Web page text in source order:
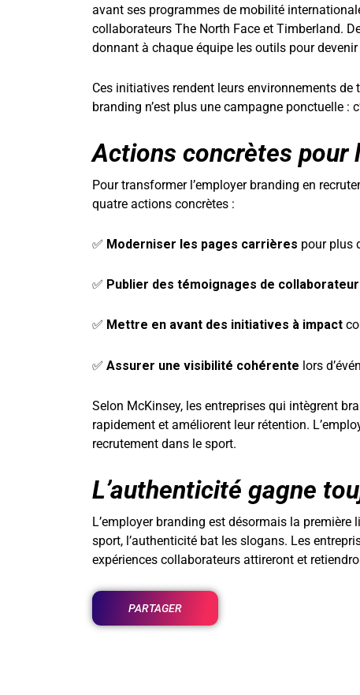
avant ses programmes de mobilité
collaborateurs The North Face et Timberland.
donnant à chaque équipe les outils pour
Ces initiatives rendent leurs environnements
branding n’est plus une campagne ponctuelle :
Actions concrètes pour
Pour transformer l’employer branding en
quatre actions concrètes :
✅ Moderniser les pages carrières pour plus
✅ Publier des témoignages de
✅ Mettre en avant des initiatives à impact
✅ Assurer une visibilité cohérente lors
Selon McKinsey, les entreprises qui intègrent
rapidement et améliorent leur rétention.
recrutement dans le sport.
L’authenticité gagne
L’employer branding est désormais la
sport, l’authenticité bat les slogans. Les
expériences collaborateurs attireront et
PARTAGER